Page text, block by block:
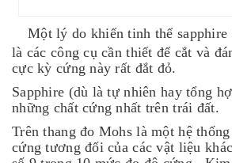
Một lý do khiến tinh thể
là các công cụ cần thiết để cắt và
cực kỳ cứng này rất đắt đỏ.
Sapphire (dù là tự nhiên hay tổng
những chất cứng nhất trên trái đất.
Trên thang đo Mohs là một hệ
cứng tương đối của các vật liệu